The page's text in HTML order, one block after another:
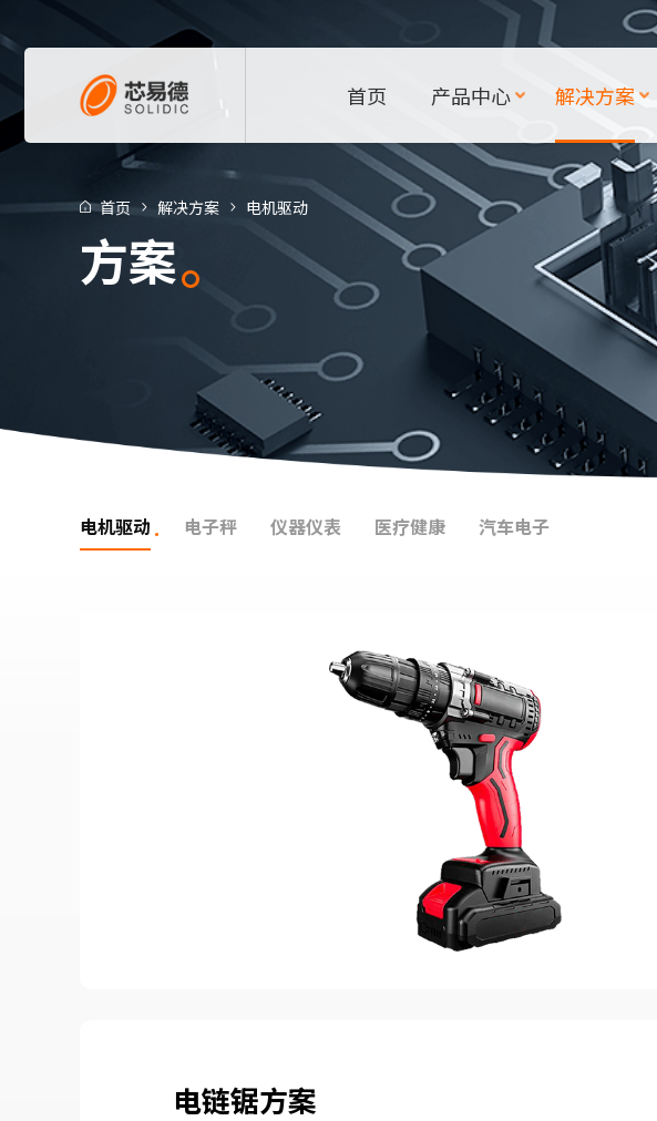
首页 产品中心 解决方案
首页 解决方案 电机驱动
方案
电机驱动 电子秤 仪器仪表 医疗健康 汽车电子
电链锯方案